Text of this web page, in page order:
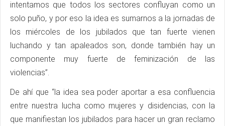
intentamos que todos los sectores confluyan como un
solo puño, y por eso la idea es sumarnos a la jornadas de
los miércoles de los jubilados que tan fuerte vienen
luchando y tan apaleados son, donde también hay un
componente muy fuerte de feminización de las
violencias”.
De ahí que “la idea sea poder aportar a esa confluencia
entre nuestra lucha como mujeres y disidencias, con la
que manifiestan los jubilados para hacer un gran reclamo